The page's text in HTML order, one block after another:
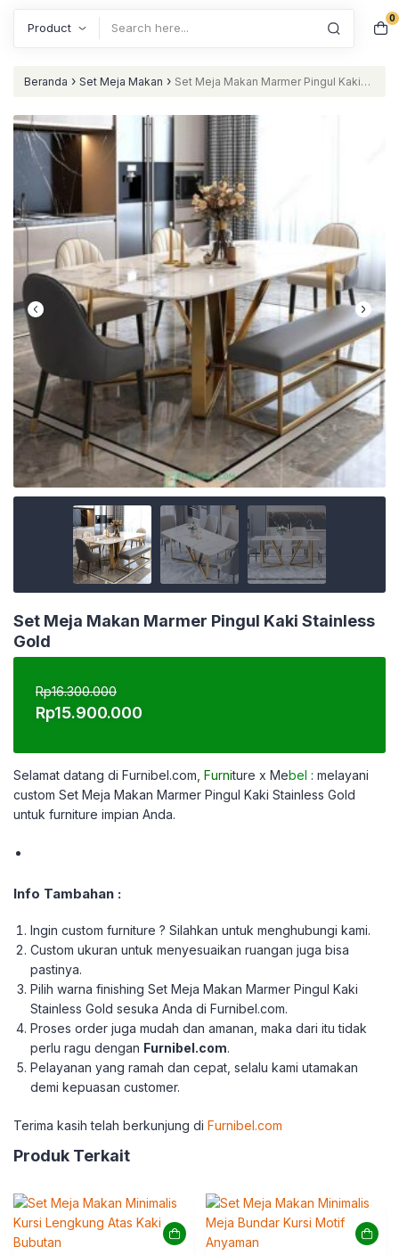
0
Beranda › Set Meja Makan › Set Meja Makan Marmer Pingul Kaki
Set Meja Makan Marmer Pingul Kaki Stainless
Gold
Rp16.300.000
Harga
adalah:
Rp16.300.000.
Rp15.900.000
ini
adalah:
Rp15.900.000.
Selamat datang di Furnibel.com, Furniture x Mebel : melayani
custom Set Meja Makan Marmer Pingul Kaki Stainless Gold
untuk furniture impian Anda.
Info Tambahan :
Ingin custom furniture ? Silahkan untuk menghubungi kami.
Custom ukuran untuk menyesuaikan ruangan juga bisa
pastinya.
Pilih warna finishing Set Meja Makan Marmer Pingul Kaki
Stainless Gold sesuka Anda di Furnibel.com.
Proses order juga mudah dan amanan, maka dari itu tidak
perlu ragu dengan Furnibel.com.
Pelayanan yang ramah dan cepat, selalu kami utamakan
demi kepuasan customer.
Terima kasih telah berkunjung di Furnibel.com
Produk Terkait